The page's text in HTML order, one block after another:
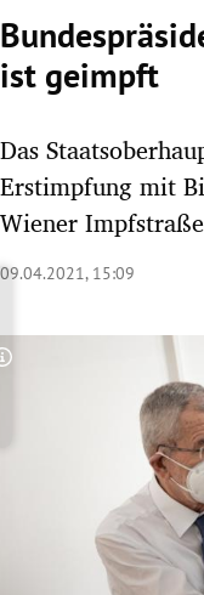
Untermenü
Untermenü
Untermenü
ist geimpft
Das
Erstimpfung mit
Wiener
09.04.2021, 15:09
Copyright-Hinweis